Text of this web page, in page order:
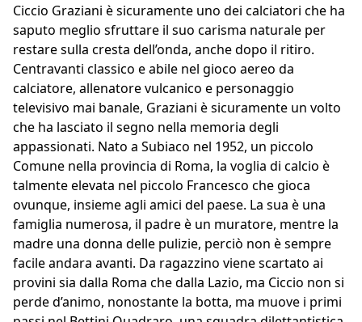
Ciccio Graziani è sicuramente uno dei calciatori che ha
saputo meglio sfruttare il suo carisma naturale per
restare sulla cresta dell’onda, anche dopo il ritiro.
Centravanti classico e abile nel gioco aereo da
calciatore, allenatore vulcanico e personaggio
televisivo mai banale, Graziani è sicuramente un volto
che ha lasciato il segno nella memoria degli
appassionati. Nato a Subiaco nel 1952, un piccolo
Comune nella provincia di Roma, la voglia di calcio è
talmente elevata nel piccolo Francesco che gioca
ovunque, insieme agli amici del paese. La sua è una
famiglia numerosa, il padre è un muratore, mentre la
madre una donna delle pulizie, perciò non è sempre
facile andara avanti. Da ragazzino viene scartato ai
provini sia dalla Roma che dalla Lazio, ma Ciccio non si
perde d’animo, nonostante la botta, ma muove i primi